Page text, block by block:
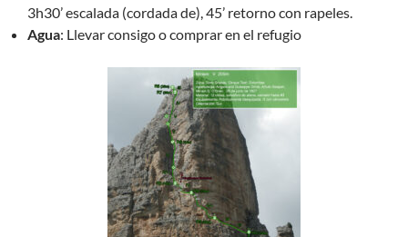
3h30’ escalada (cordada de), 45’ retorno con rapeles.
Agua: Llevar consigo o comprar en el refugio